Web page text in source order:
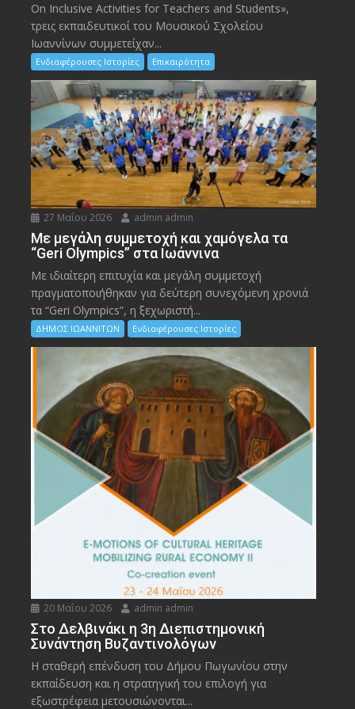
On Inclusive Activities for Teachers and Students»,
τρεις εκπαιδευτικοί του Μουσικού Σχολείου
Ιωαννίνων συμμετείχαν...
Ενδιαφέρουσες Ιστορίες Επικαιρότητα
27 Μαΐου 2026 admin admin
Με μεγάλη συμμετοχή και χαμόγελα τα
“Geri Olympics” στα Ιωάννινα
Με ιδιαίτερη επιτυχία και μεγάλη συμμετοχή
πραγματοποιήθηκαν για δεύτερη συνεχόμενη χρονιά
τα “Geri Olympics”, η ξεχωριστή...
ΔΗΜΟΣ ΙΩΑΝΝΙΤΩΝ Ενδιαφέρουσες Ιστορίες
20 Μαΐου 2026 admin admin
Στο Δελβινάκι η 3η Διεπιστημονική
Συνάντηση Βυζαντινολόγων
Η σταθερή επένδυση του Δήμου Πωγωνίου στην
εκπαίδευση και η στρατηγική του επιλογή για
εξωστρέφεια μετουσιώνονται...